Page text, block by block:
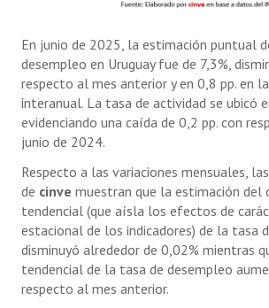
En junio de 2025, la estimación puntual
desempleo en Uruguay fue de 7,3%,
respecto al mes anterior y en 0,8 pp. en
interanual. La tasa de actividad se ubicó
evidenciando una caída de 0,2 pp. con
junio de 2024.
Respecto a las variaciones mensuales,
de cinve muestran que la estimación del
tendencial (que aísla los efectos de
estacional de los indicadores) de la tasa
disminuyó alrededor de 0,02% mientras
tendencial de la tasa de desempleo
respecto al mes anterior.